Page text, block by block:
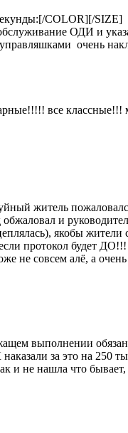
COLOR][/SIZE]
ОДИ и
очень
все классные!!!
житель
и
якобы жители
протокол будет
не совсем алё, а очень
выполнении
за это на 250
и не нашла что